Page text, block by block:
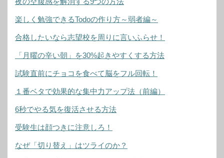
楽しく勉強できるTodoの作り方～弱者編～
合格したいなら志望校を周りに言いふらせ！
「月曜の辛い朝」を30%起きやすくする方法
試験直前にチョコを食べて脳をフル回転！
１番ベタで効果的な集中力アップ法（前編）
6秒でやる気を復活させる方法
受験生は顔つきに注意しろ！
なぜ「切り替え」はツライのか？